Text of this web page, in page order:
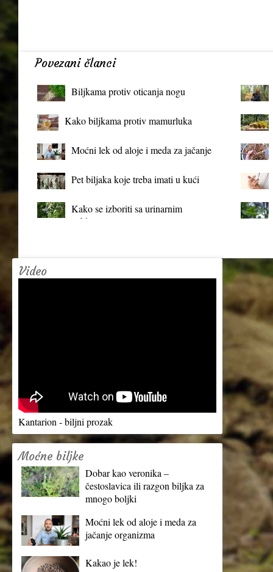
Povezani članci
Biljkama protiv oticanja nogu
Kako biljkama protiv mamurluka
Moćni lek od aloje i meda za jačanje
Pet biljaka koje treba imati u kući
Kako se izboriti sa urinarnim
infekcijama?
Video
Kantarion - biljni prozak
Moćne biljke
Dobar kao veronika –
čestoslavica ili razgon biljka za
mnogo boljki
Moćni lek od aloje i meda za
jačanje organizma
Kakao je lek!